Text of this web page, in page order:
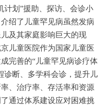
计划”援助、探访、会诊小
绍了儿童罕见病虽然发病
及其家庭影响巨大的现
儿童医院作为国家儿童医
完善的“儿童罕见病诊疗体
诊断、多学科会诊，提升儿
、治疗率、存活率和资源
通过体系建设应对困难挑